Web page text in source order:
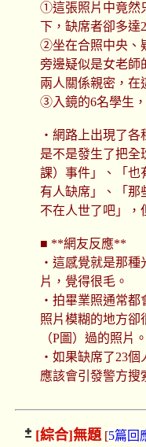
①這張照片中竟然
下，缺席者卻多達
②坐在合照中央、
旁邊疑似是女老師
兩人關係親密，在
③入鏡的6名學生
・網路上出現了
是不是發生了把全
課）事件」、「也
有人缺席」、「那
不在人世了吧」，
■ **網友反應**
・這感覺就是那
片，覺得很毛。
・拍畢業照通常
照片模糊的地方卻
（P圖）過的照片。
・如果缺席了23
應該會引發警方搜
[綜合]無題[5篇回